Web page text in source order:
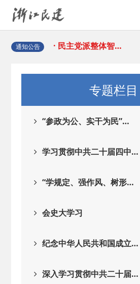
通知公告
· 中国民主建国会…
· 民主党派整体智…
· 民建省委会民主…
· 中国民主建国会…
专题栏目
“参政为公、实干为民”…
学习贯彻中共二十届四中…
“学规定、强作风、树形…
会史大学习
纪念中华人民共和国成立…
深入学习贯彻中共二十届…